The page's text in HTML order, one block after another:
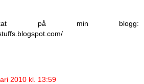
på min blogg:
2010 kl. 13:59